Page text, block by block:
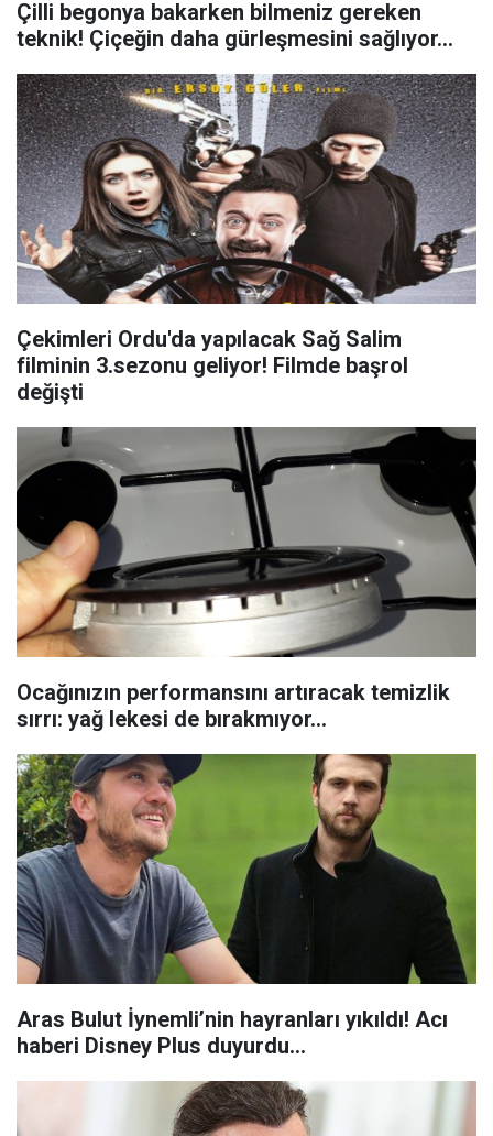
Çilli begonya bakarken bilmeniz gereken
teknik! Çiçeğin daha gürleşmesini sağlıyor...
Çekimleri Ordu'da yapılacak Sağ Salim
filminin 3.sezonu geliyor! Filmde başrol
değişti
Ocağınızın performansını artıracak temizlik
sırrı: yağ lekesi de bırakmıyor...
Aras Bulut İynemli’nin hayranları yıkıldı! Acı
haberi Disney Plus duyurdu...